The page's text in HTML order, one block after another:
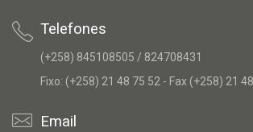
Telefones
(+258) 845108505 / 824708431
Fixo: (+258) 21 48 75 52 - Fax (+258) 21
Email